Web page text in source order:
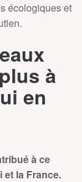
écologiques et
à
en
à ce
et la France.